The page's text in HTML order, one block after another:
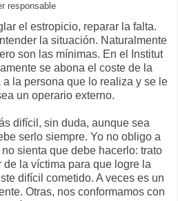
responsable
el estropicio, reparar la falta.
la situación. Naturalmente
son las mínimas. En el Institut
se abona el coste de la
la persona que lo realiza y se le
un operario externo.
difícil, sin duda, aunque sea
serlo siempre. Yo no obligo a
sienta que debe hacerlo: trato
la víctima para que logre la
difícil cometido. A veces es un
Otras, nos conformamos con